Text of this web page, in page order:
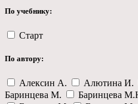
По учебнику:
Старт
По автору:
Алексин А. Алютина И.
Баринцева М.
Баринцева